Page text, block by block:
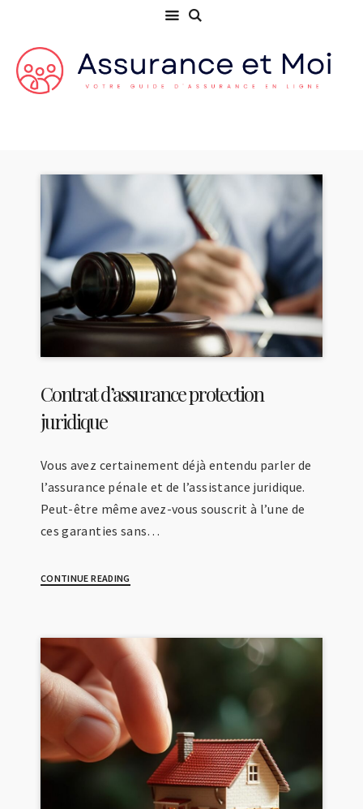
Contrat d’assurance protection
juridique
Vous avez certainement déjà entendu parler de
l’assurance pénale et de l’assistance juridique.
Peut-être même avez-vous souscrit à l’une de
ces garanties sans…
CONTINUE READING